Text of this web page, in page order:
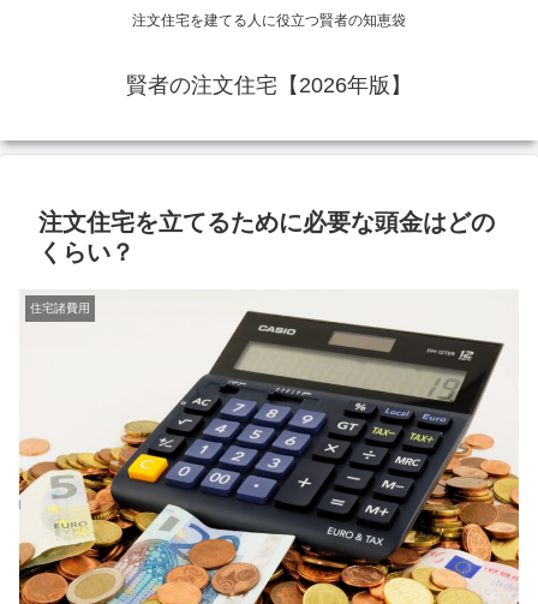
注文住宅を建てる人に役立つ賢者の知恵袋
賢者の注文住宅【2026年版】
注文住宅を立てるために必要な頭金はどの
くらい？
住宅諸費用